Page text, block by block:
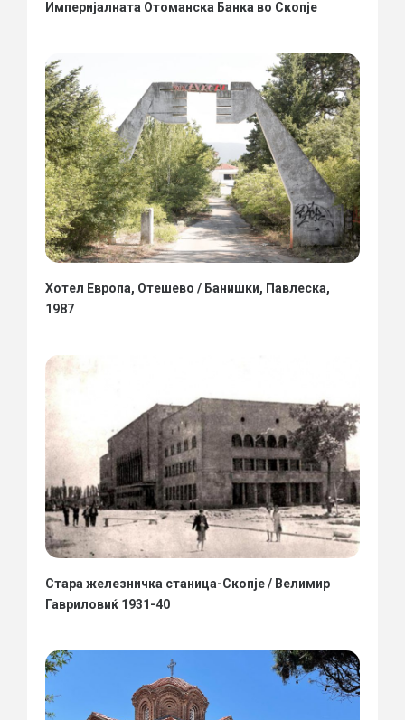
Империјалната Отоманска Банка во Скопје
Хотел Европа, Отешево / Банишки, Павлеска,
1987
Стара железничка станица-Скопје / Велимир
Гавриловиќ 1931-40